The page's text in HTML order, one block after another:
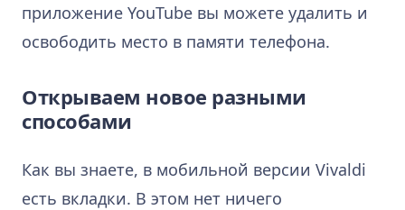
приложение YouTube вы можете удалить и
освободить место в памяти телефона.
Открываем новое разными
способами
Как вы знаете, в мобильной версии Vivaldi
есть вкладки. В этом нет ничего